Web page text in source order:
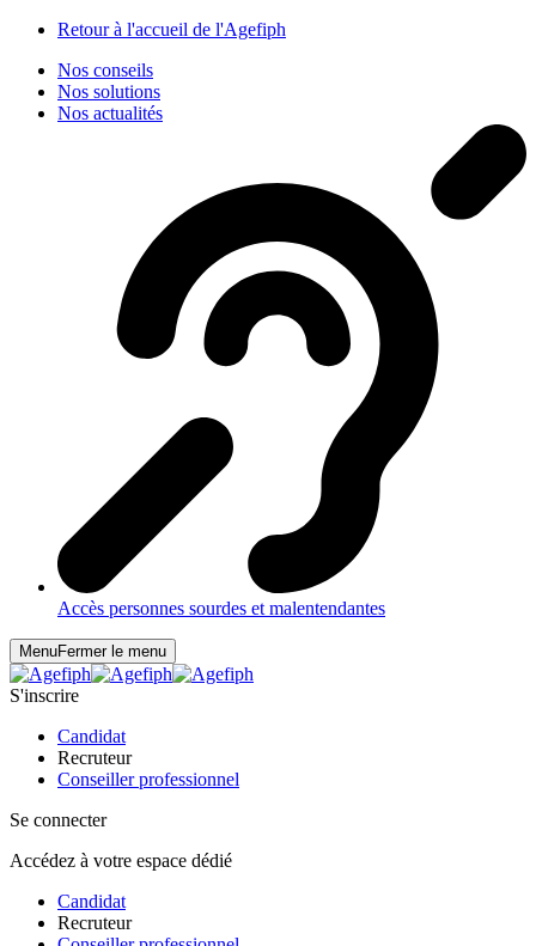
Retour à l'accueil de l'Agefiph
Nos conseils
Nos solutions
Nos actualités
Accès personnes sourdes et malentendantes
MenuFermer le menu
S'inscrire
Candidat
Recruteur
Conseiller professionnel
Se connecter
Accédez à votre espace dédié
Candidat
Recruteur